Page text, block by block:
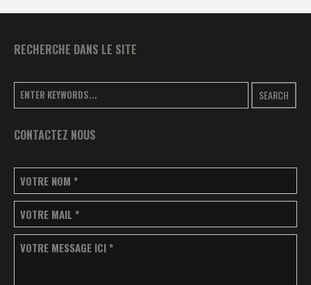
RECHERCHE DANS LE SITE
SEARCH
CONTACTEZ NOUS
VOTRE NOM *
VOTRE MAIL *
VOTRE MESSAGE ICI *